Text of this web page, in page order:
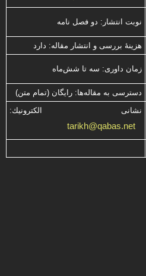
نوبت انتشار: دو فصل نامه
هزینۀ بررسی و انتشار مقاله: دارد
زمان داوری: سه تا شش‌ماه
دسترسی به مقاله‌ها: رایگان (تمام متن)
نشانی الكترونیك:
tarikh@qabas.net